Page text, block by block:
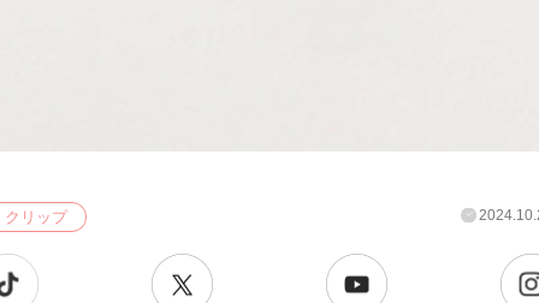
クリップ